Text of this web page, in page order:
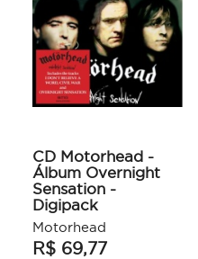
CD Motorhead -
Álbum Overnight
Sensation -
Digipack
Motorhead
R$ 69,77